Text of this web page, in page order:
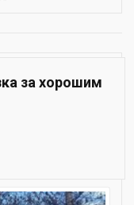
за хорошим